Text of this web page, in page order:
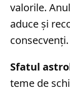
valorile.
aduce și
consecvenți.
Sfatul
teme de